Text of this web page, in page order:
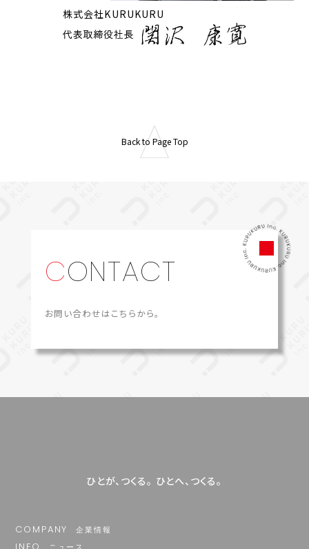
株式会社KURUKURU
Back to Page Top
CONTACT
お問い合わせはこちらから。
ひとが、つくる。​ ひとへ、つくる。​
COMPANY 企業情報